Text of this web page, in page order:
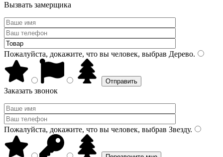
Вызвать замерщика
Пожалуйста, докажите, что вы человек, выбрав Дерево.
Заказать звонок
Пожалуйста, докажите, что вы человек, выбрав Звезду.